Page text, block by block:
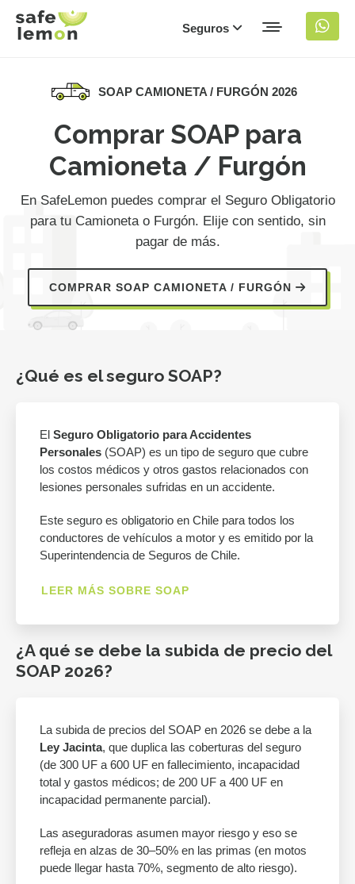
Seguros
SOAP CAMIONETA / FURGÓN 2026
Comprar SOAP para
Camioneta / Furgón
En SafeLemon puedes comprar el Seguro Obligatorio
para tu Camioneta o Furgón. Elije con sentido, sin
pagar de más.
COMPRAR SOAP CAMIONETA / FURGÓN
¿Qué es el seguro SOAP?
El Seguro Obligatorio para Accidentes
Personales (SOAP) es un tipo de seguro que cubre
los costos médicos y otros gastos relacionados con
lesiones personales sufridas en un accidente.
Este seguro es obligatorio en Chile para todos los
conductores de vehículos a motor y es emitido por la
Superintendencia de Seguros de Chile.
LEER MÁS SOBRE SOAP
¿A qué se debe la subida de precio del
SOAP 2026?
La subida de precios del SOAP en 2026 se debe a la
Ley Jacinta, que duplica las coberturas del seguro
(de 300 UF a 600 UF en fallecimiento, incapacidad
total y gastos médicos; de 200 UF a 400 UF en
incapacidad permanente parcial).
Las aseguradoras asumen mayor riesgo y eso se
refleja en alzas de 30–50% en las primas (en motos
puede llegar hasta 70%, segmento de alto riesgo).